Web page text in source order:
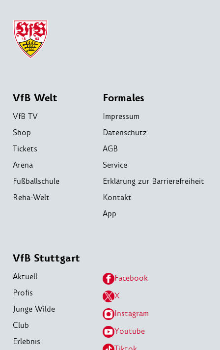
VfB Welt
VfB TV
Shop
Tickets
Arena
Fußballschule
Reha-Welt
Formales
Impressum
Datenschutz
AGB
Service
Erklärung zur Barrierefreiheit
Kontakt
App
VfB Stuttgart
Aktuell
Profis
Junge Wilde
Club
Erlebnis
Facebook
X
Instagram
Youtube